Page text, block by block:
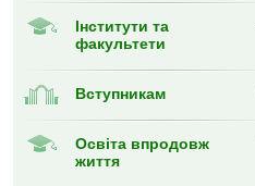
Інститути та
факультети
Вступникам
Освіта впродовж
життя